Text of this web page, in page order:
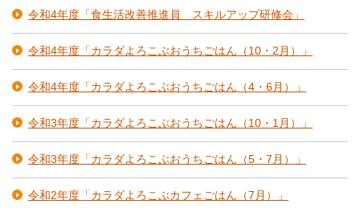
令和4年度「食生活改善推進員 スキルアップ研修会」
令和4年度「カラダよろこぶおうちごはん（10・2月）」
令和4年度「カラダよろこぶおうちごはん（4・6月）」
令和3年度「カラダよろこぶおうちごはん（10・1月）」
令和3年度「カラダよろこぶおうちごはん（5・7月）」
令和2年度「カラダよろこぶカフェごはん（7月）」